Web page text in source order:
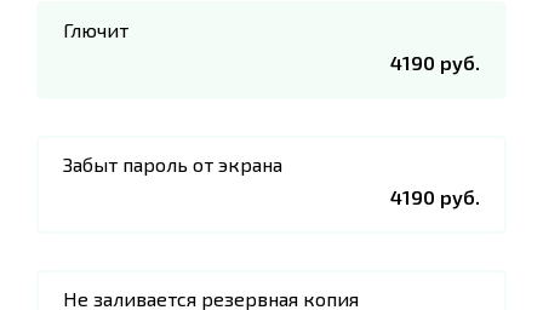
Глючит
4190 руб.
Забыт пароль от экрана
4190 руб.
Не заливается резервная копия